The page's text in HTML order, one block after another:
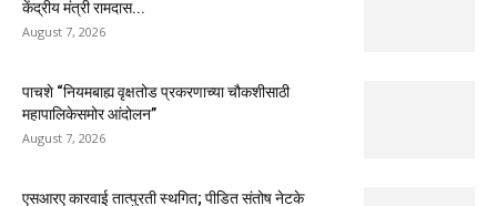
केंद्रीय मंत्री रामदास...
August 7, 2026
पाचशे “नियमबाह्य वृक्षतोड प्रकरणाच्या चौकशीसाठी
महापालिकेसमोर आंदोलन”
August 7, 2026
एसआरए कारवाई तात्पुरती स्थगित; पीडित संतोष नेटके